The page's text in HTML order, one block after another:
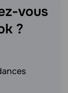
vous
?